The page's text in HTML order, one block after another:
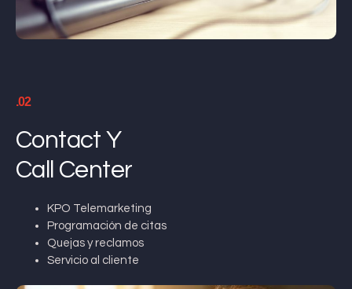
.02
Contact Y
Call Center
KPO Telemarketing
Programación de citas
Quejas y reclamos
Servicio al cliente